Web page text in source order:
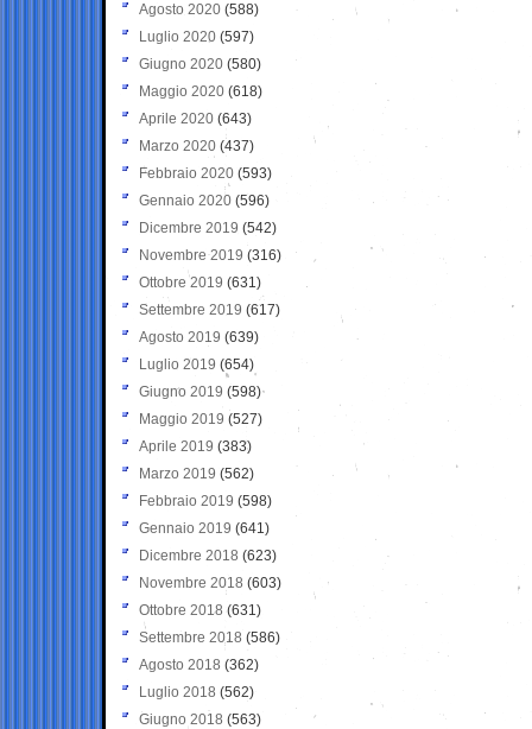
Agosto 2020 (588)
Luglio 2020 (597)
Giugno 2020 (580)
Maggio 2020 (618)
Aprile 2020 (643)
Marzo 2020 (437)
Febbraio 2020 (593)
Gennaio 2020 (596)
Dicembre 2019 (542)
Novembre 2019 (316)
Ottobre 2019 (631)
Settembre 2019 (617)
Agosto 2019 (639)
Luglio 2019 (654)
Giugno 2019 (598)
Maggio 2019 (527)
Aprile 2019 (383)
Marzo 2019 (562)
Febbraio 2019 (598)
Gennaio 2019 (641)
Dicembre 2018 (623)
Novembre 2018 (603)
Ottobre 2018 (631)
Settembre 2018 (586)
Agosto 2018 (362)
Luglio 2018 (562)
Giugno 2018 (563)